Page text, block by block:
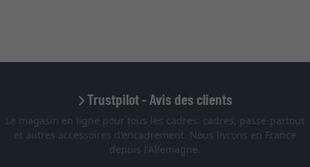
Trustpilot - Avis des clients
Le magasin en ligne pour tous les cadres: cadres, passe-partout
et autres accessoires d'encadrement. Nous livrons en France
depuis l'Allemagne.